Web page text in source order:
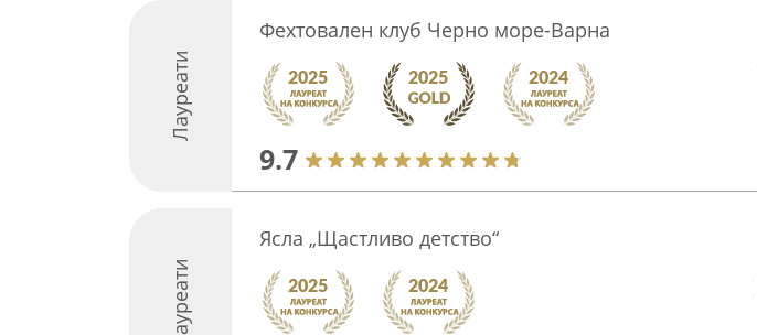
Лауреати
Фехтовален клуб Черно море-Варна
9.7
Лауреати
Ясла „Щастливо детство“